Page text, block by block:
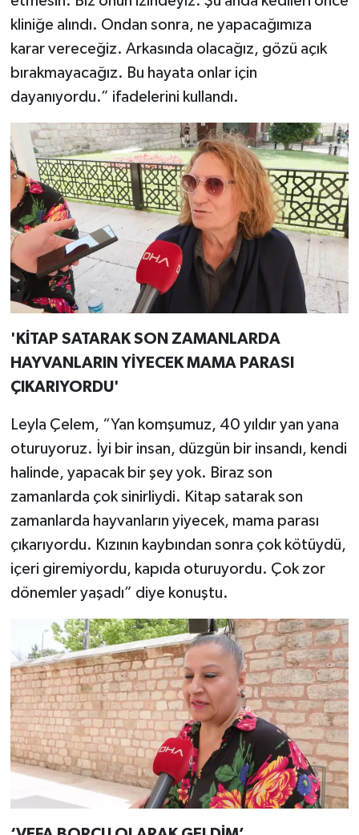
kliniğe alındı. Ondan sonra, ne yapacağımıza
karar vereceğiz. Arkasında olacağız, gözü açık
bırakmayacağız. Bu hayata onlar için
dayanıyordu.” ifadelerini kullandı.
'KİTAP SATARAK SON ZAMANLARDA
HAYVANLARIN YİYECEK MAMA PARASI
ÇIKARIYORDU'
Leyla Çelem, “Yan komşumuz, 40 yıldır yan yana
oturuyoruz. İyi bir insan, düzgün bir insandı, kendi
halinde, yapacak bir şey yok. Biraz son
zamanlarda çok sinirliydi. Kitap satarak son
zamanlarda hayvanların yiyecek, mama parası
çıkarıyordu. Kızının kaybından sonra çok kötüydü,
içeri giremiyordu, kapıda oturuyordu. Çok zor
dönemler yaşadı” diye konuştu.